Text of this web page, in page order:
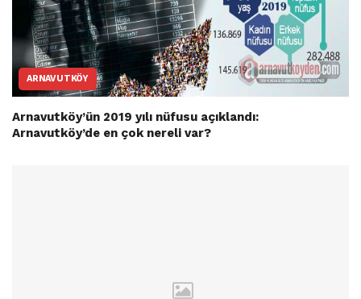
ARNAVUTKÖY
Arnavutköy’ün 2019 yılı nüfusu açıklandı:
Arnavutköy’de en çok nereli var?